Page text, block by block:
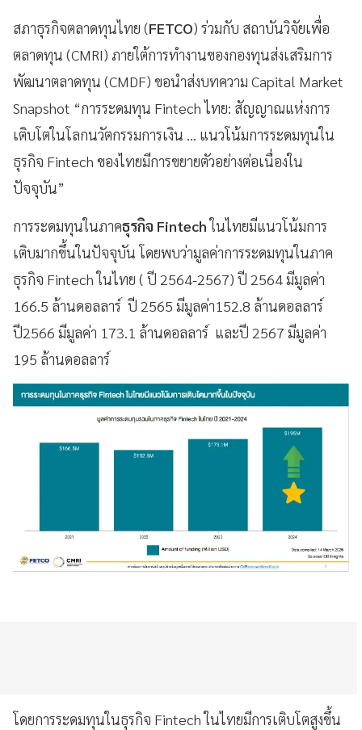
สภาธุรกิจตลาดทุนไทย (FETCO) ร่วมกับ สถาบันวิจัยเพื่อ
ตลาดทุน (CMRI) ภายใต้การทำงานของกองทุนส่งเสริมการ
พัฒนาตลาดทุน (CMDF) ขอนำส่งบทความ Capital Market
Snapshot “การระดมทุน Fintech ไทย: สัญญาณแห่งการ
เติบโตในโลกนวัตกรรมการเงิน … แนวโน้มการระดมทุนใน
ธุรกิจ Fintech ของไทยมีการขยายตัวอย่างต่อเนื่องใน
ปัจจุบัน”
การระดมทุนในภาคธุรกิจ Fintechในไทยมีแนวโน้มการ
เติบมากขึ้นในปัจจุบัน โดยพบว่ามูลค่าการระดมทุนในภาค
ธุรกิจ Fintech ในไทย ( ปี 2564-2567) ปี 2564 มีมูลค่า
166.5 ล้านดอลลาร์ ปี 2565 มีมูลค่า152.8 ล้านดอลลาร์
ปี2566 มีมูลค่า 173.1 ล้านดอลลาร์ และปี 2567 มีมูลค่า
195 ล้านดอลลาร์
โดยการระดมทุนในธุรกิจ Fintech ในไทยมีการเติบโตสูงขึ้น